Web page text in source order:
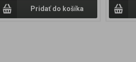
Pridať do košíka